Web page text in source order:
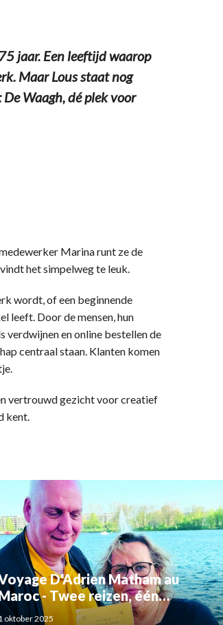
jaar. Een leeftijd waarop
Maar Lous staat nog
Waagh, dé plek voor
Marina runt ze de
het simpelweg te leuk.
wordt, of een beginnende
leeft. Door de mensen, hun
verdwijnen en online bestellen de
centraal staan. Klanten komen
vertrouwd gezicht voor creatief
kent.
D'Adrien Matham au
- Twee reizen, één
verhaal: Adriaan Matham en
oktober 2025